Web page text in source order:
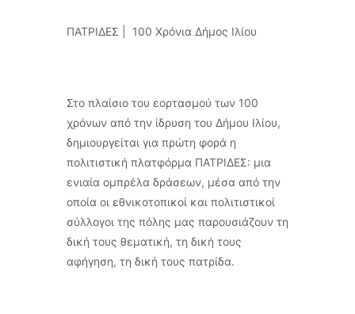
ΠΑΤΡΙΔΕΣ | 100 Χρόνια Δήμος Ιλίου
Στο πλαίσιο του εορτασμού των 100
χρόνων από την ίδρυση του Δήμου Ιλίου,
δημιουργείται για πρώτη φορά η
πολιτιστική πλατφόρμα ΠΑΤΡΙΔΕΣ: μια
ενιαία ομπρέλα δράσεων, μέσα από την
οποία οι εθνικοτοπικοί και πολιτιστικοί
σύλλογοι της πόλης μας παρουσιάζουν τη
δική τους θεματική, τη δική τους
αφήγηση, τη δική τους πατρίδα.